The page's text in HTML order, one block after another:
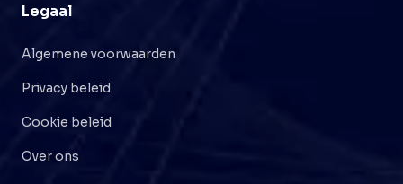
Legaal
Algemene voorwaarden
Privacy beleid
Cookie beleid
Over ons